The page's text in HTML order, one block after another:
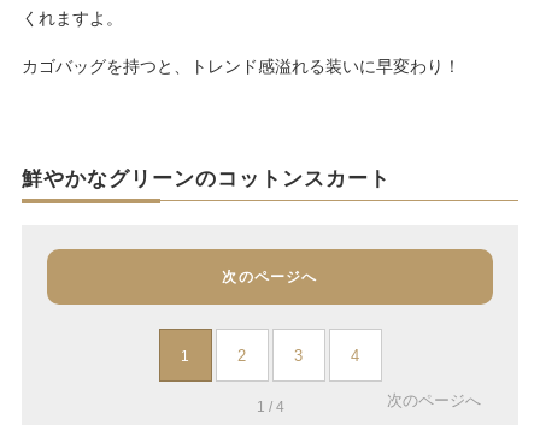
くれますよ。
カゴバッグを持つと、トレンド感溢れる装いに早変わり！
鮮やかなグリーンのコットンスカート
次のページへ
1 2 3 4
1 / 4 次のページへ